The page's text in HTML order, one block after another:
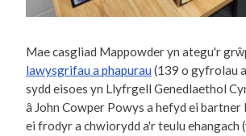
Mae casgliad Mappowder yn ategu'r
lawysgrifau a phapurau (139 o gyfrolau
sydd eisoes yn Llyfrgell Genedlaethol
â John Cowper Powys a hefyd ei
ei frodyr a chwiorydd a'r teulu ehangach